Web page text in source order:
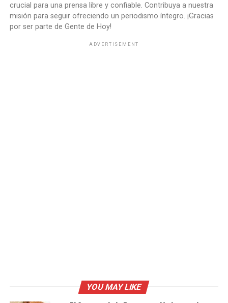
crucial para una prensa libre y confiable. Contribuya a nuestra
misión para seguir ofreciendo un periodismo íntegro. ¡Gracias
por ser parte de Gente de Hoy!
ADVERTISEMENT
YOU MAY LIKE